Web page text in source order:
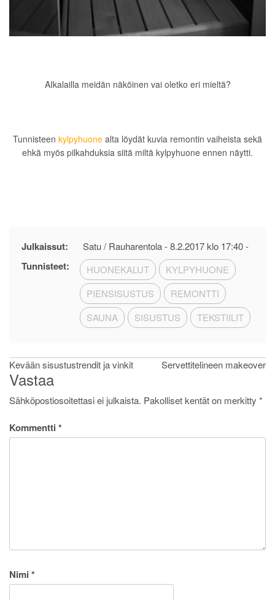
AIkalailla meidän näköinen vai oletko eri mieltä?
Tunnisteen kylpyhuone alta löydät kuvia remontin vaiheista sekä
ehkä myös pilkahduksia siitä miltä kylpyhuone ennen näytti.
Julkaissut: Satu / Rauharentola -8.2.2017 klo 17:40-
Tunnisteet: HUONEKALUT
KYLPYHUONE
PIENSISUSTUS
REMONTTI
SAUNA
SISUSTUS TEKSTIILIT
Artikkelien
selaus
Kevään sisustustrendit ja vinkit Servettitelineen makeover
Vastaa
Sähköpostiosoitettasi ei julkaista. Pakolliset kentät on merkitty *
Kommentti *
Nimi *